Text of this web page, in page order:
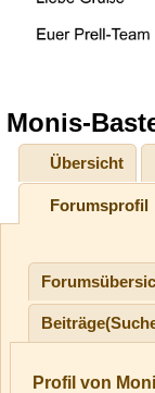
Monis-
Übersicht
Forumsprofil
Profil von